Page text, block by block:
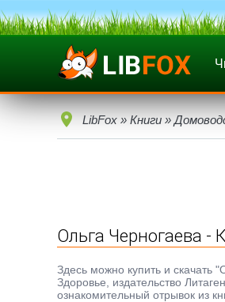
LibFox » Книги »
Ольга Черногаева -
Здесь можно купить и скачать
Здоровье, издательство
ознакомительный отрывок из